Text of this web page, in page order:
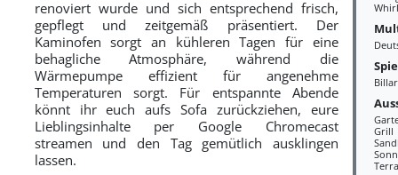
Grill
renoviert wurde und sich entsprechend frisch,
gepflegt und zeitgemäß präsentiert. Der
Kaminofen sorgt an kühleren Tagen für eine
behagliche Atmosphäre, während die
Wärmepumpe effizient für angenehme
Temperaturen sorgt. Für entspannte Abende
könnt ihr euch aufs Sofa zurückziehen, eure
Lieblingsinhalte per Google Chromecast
streamen und den Tag gemütlich ausklingen
lassen.